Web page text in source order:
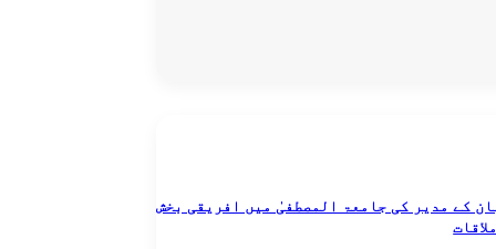
کے مدیر کی جامعۃ المصطفیٰ میں افریقی بخش